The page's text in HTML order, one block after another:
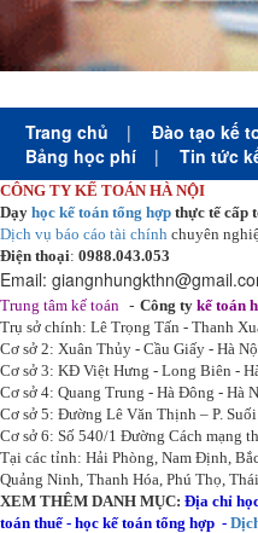
Trang chủ | Đào tạo kế
Bảng học phí
| Tin tức
CÔNG TY KẾ TOÁN HÀ NỘI
Dạy học kế toán tổng hợp thực tế cấp
Dịch vụ báo cáo tài chính chuyên
Điện thoại: 0988.043.053
Email:
Trung tâm kế toán - Công ty kế toán
Trụ sở chính: Lê Trọng Tấn - Thanh
Cơ sở 2: Xuân Thủy - Cầu Giấy - Hà
Cơ sở 3: KĐ Việt Hưng - Long Biên -
Cơ sở 4: Quang Trung - Hà Đông - Hà
Cơ sở 5: Đường Lê Văn Thịnh – P.
Cơ sở 6: Số 540/1 Đường Cách mạng
Tại các tỉnh: Hải Phòng, Nam Định,
Quảng Ninh, Thanh Hóa, Phú Thọ,
XEM THÊM DANH MỤC: Địa chỉ
toán thuế- học kế toán tổng hợp -